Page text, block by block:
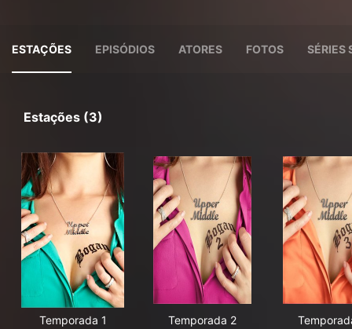
ESTAÇÕES EPISÓDIOS ATORES FOTOS SÉRIES
Estações (3)
Temporada 1
Temporada 2